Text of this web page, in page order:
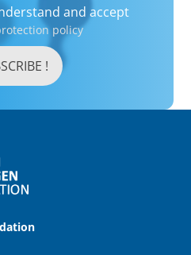
and accept
policy